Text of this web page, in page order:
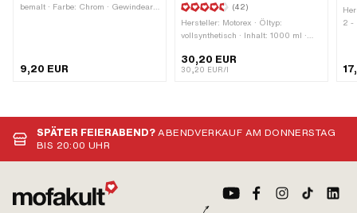
bemalt · Farbe: Chrom · Gewindeart:
9,20 EUR
(42)
Hersteller: Motorex · Öltyp:
vollsynthetisch · Inhalt: 1000 ml ·
30,20 EUR
30,20 EUR/l
2 -
SPÄTER FEIERABEND?ABENDVERKAUF AM DONNERSTAG
BIS 20:00 UHR